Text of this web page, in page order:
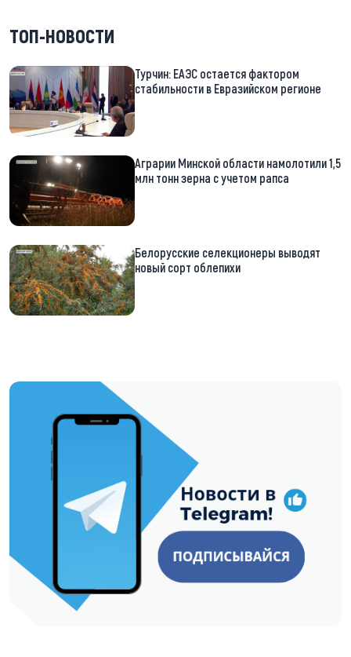
ТОП-НОВОСТИ
Турчин: ЕАЭС остается фактором
стабильности в Евразийском регионе
Аграрии Минской области намолотили 1,5
млн тонн зерна с учетом рапса
Белорусские селекционеры выводят
новый сорт облепихи
https://t.me/minskctvby